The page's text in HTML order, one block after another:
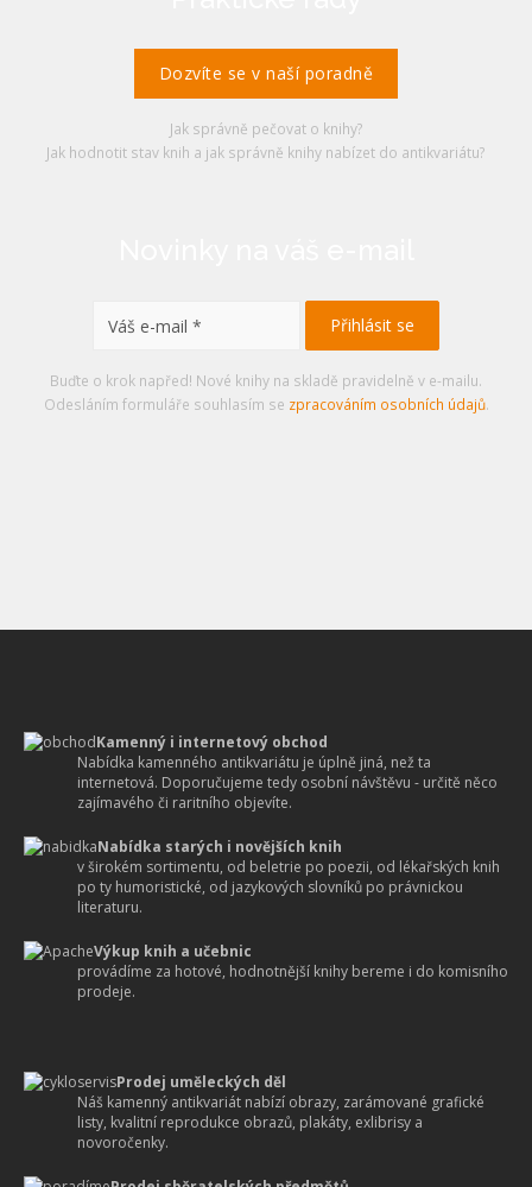
Dozvíte se v naší poradně
Jak správně pečovat o knihy?
Jak hodnotit stav knih a jak správně knihy nabízet do antikvariátu?
Buďte o krok napřed! Nové knihy na skladě pravidelně v e-mailu.
Odesláním formuláře souhlasím se zpracováním osobních údajů.
Kamenný i internetový obchod
Nabídka kamenného antikvariátu je úplně jiná, než ta
internetová. Doporučujeme tedy osobní návštěvu - určitě něco
zajímavého či raritního objevíte.
Nabídka starých i novějších knih
v širokém sortimentu, od beletrie po poezii, od lékařských knih
po ty humoristické, od jazykových slovníků po právnickou
literaturu.
Výkup knih a učebnic
provádíme za hotové, hodnotnější knihy bereme i do komisního
prodeje.
Prodej uměleckých děl
Náš kamenný antikvariát nabízí obrazy, zarámované grafické
listy, kvalitní reprodukce obrazů, plakáty, exlibrisy a
novoročenky.